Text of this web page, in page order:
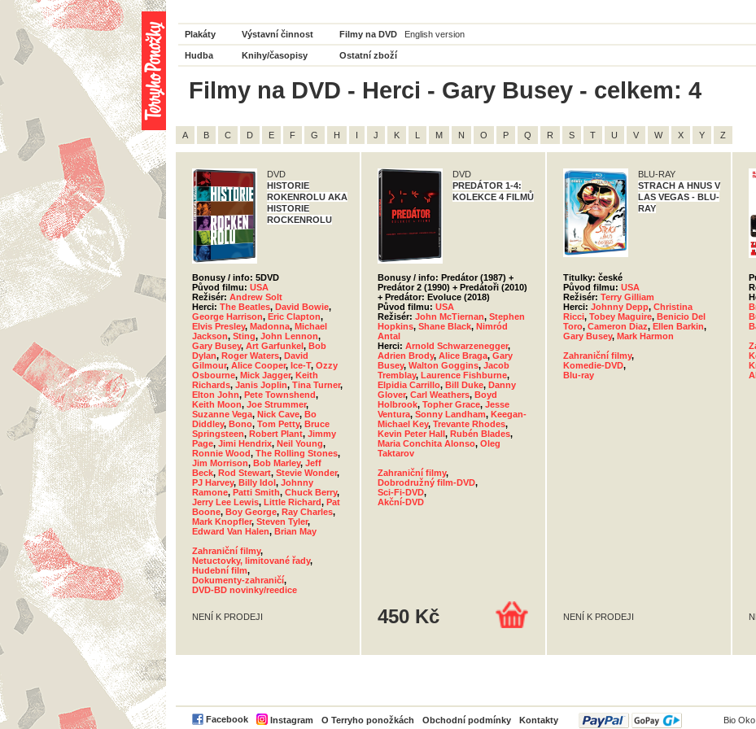
Plakáty Výstavní činnost Filmy na DVD English version
Hudba Knihy/časopisy Ostatní zboží
Filmy na DVD - Herci - Gary Busey - celkem: 4
A B C D E F G H I J K L M N O P Q R S T U V W X Y Z
DVD
HISTORIE
ROKENROLU AKA
HISTORIE
ROCKENROLU
Bonusy / info: 5DVD
Původ filmu: USA
Režisér: Andrew Solt
Herci: The Beatles, David Bowie,
George Harrison, Eric Clapton,
Elvis Presley, Madonna, Michael
Jackson, Sting, John Lennon,
Gary Busey, Art Garfunkel, Bob
Dylan, Roger Waters, David
Gilmour, Alice Cooper, Ice-T, Ozzy
Osbourne, Mick Jagger, Keith
Richards, Janis Joplin, Tina Turner,
Elton John, Pete Townshend,
Keith Moon, Joe Strummer,
Suzanne Vega, Nick Cave, Bo
Diddley, Bono, Tom Petty, Bruce
Springsteen, Robert Plant, Jimmy
Page, Jimi Hendrix, Neil Young,
Ronnie Wood, The Rolling Stones,
Jim Morrison, Bob Marley, Jeff
Beck, Rod Stewart, Stevie Wonder,
PJ Harvey, Billy Idol, Johnny
Ramone, Patti Smith, Chuck Berry,
Jerry Lee Lewis, Little Richard, Pat
Boone, Boy George, Ray Charles,
Mark Knopfler, Steven Tyler,
Edward Van Halen, Brian May
Zahraniční filmy,
Netuctovky, limitované řady,
Hudební film,
Dokumenty-zahraničí,
DVD-BD novinky/reedice
NENÍ K PRODEJI
DVD
PREDÁTOR 1-4:
KOLEKCE 4 FILMŮ
Bonusy / info: Predátor (1987) +
Predátor 2 (1990) + Predátoři (2010)
+ Predátor: Evoluce (2018)
Původ filmu: USA
Režisér: John McTiernan, Stephen
Hopkins, Shane Black, Nimród
Antal
Herci: Arnold Schwarzenegger,
Adrien Brody, Alice Braga, Gary
Busey, Walton Goggins, Jacob
Tremblay, Laurence Fishburne,
Elpidia Carrillo, Bill Duke, Danny
Glover, Carl Weathers, Boyd
Holbrook, Topher Grace, Jesse
Ventura, Sonny Landham, Keegan-
Michael Key, Trevante Rhodes,
Kevin Peter Hall, Rubén Blades,
Maria Conchita Alonso, Oleg
Taktarov
Zahraniční filmy,
Dobrodružný film-DVD,
Sci-Fi-DVD,
Akční-DVD
450 Kč
BLU-RAY
STRACH A HNUS V
LAS VEGAS - BLU-
RAY
Titulky: české
Původ filmu: USA
Režisér: Terry Gilliam
Herci: Johnny Depp, Christina
Ricci, Tobey Maguire, Benicio Del
Toro, Cameron Diaz, Ellen Barkin,
Gary Busey, Mark Harmon
Zahraniční filmy,
Komedie-DVD,
Blu-ray
NENÍ K PRODEJI
Facebook Instagram O Terryho ponožkách Obchodní podmínky Kontakty
PayPal Bio Oko